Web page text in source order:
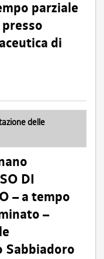
parziale
di
delle
DI
– a tempo
–
Sabbiadoro